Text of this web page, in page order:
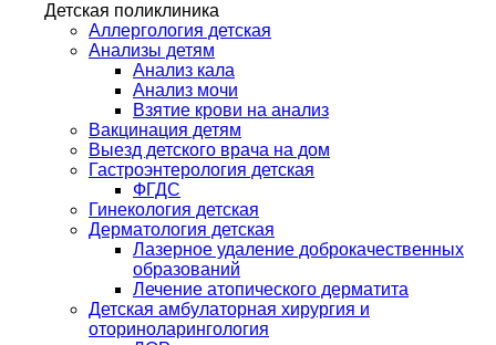
Детская поликлиника
Аллергология детская
Анализы детям
Анализ кала
Анализ мочи
Взятие крови на анализ
Вакцинация детям
Выезд детского врача на дом
Гастроэнтерология детская
ФГДС
Гинекология детская
Дерматология детская
Лазерное удаление доброкачественных
образований
Лечение атопического дерматита
Детская амбулаторная хирургия и
оториноларингология